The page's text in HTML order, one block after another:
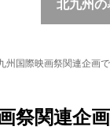
北九州の
州国際映画祭関連企画
祭関連企